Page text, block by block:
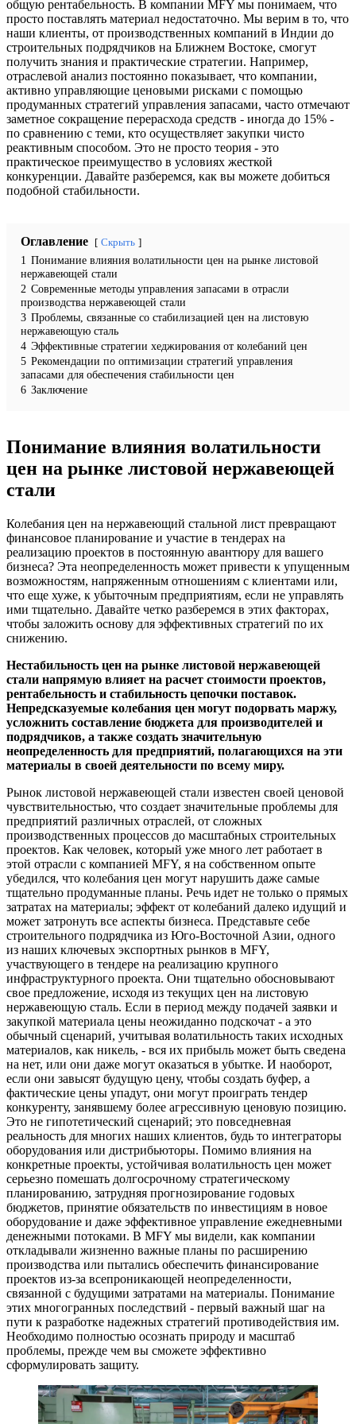
общую рентабельность. В компании MFY мы понимаем, что
просто поставлять материал недостаточно. Мы верим в то, что
наши клиенты, от производственных компаний в Индии до
строительных подрядчиков на Ближнем Востоке, смогут
получить знания и практические стратегии. Например,
отраслевой анализ постоянно показывает, что компании,
активно управляющие ценовыми рисками с помощью
продуманных стратегий управления запасами, часто отмечают
заметное сокращение перерасхода средств - иногда до 15% -
по сравнению с теми, кто осуществляет закупки чисто
реактивным способом. Это не просто теория - это
практическое преимущество в условиях жесткой
конкуренции. Давайте разберемся, как вы можете добиться
подобной стабильности.
Оглавление Скрыть
1 Понимание влияния волатильности цен на рынке листовой
нержавеющей стали
2 Современные методы управления запасами в отрасли
производства нержавеющей стали
3 Проблемы, связанные со стабилизацией цен на листовую
нержавеющую сталь
4 Эффективные стратегии хеджирования от колебаний цен
5 Рекомендации по оптимизации стратегий управления
запасами для обеспечения стабильности цен
6 Заключение
Понимание влияния волатильности
цен на рынке листовой нержавеющей
стали
Колебания цен на нержавеющий стальной лист превращают
финансовое планирование и участие в тендерах на
реализацию проектов в постоянную авантюру для вашего
бизнеса? Эта неопределенность может привести к упущенным
возможностям, напряженным отношениям с клиентами или,
что еще хуже, к убыточным предприятиям, если не управлять
ими тщательно. Давайте четко разберемся в этих факторах,
чтобы заложить основу для эффективных стратегий по их
снижению.
Нестабильность цен на рынке листовой нержавеющей
стали напрямую влияет на расчет стоимости проектов,
рентабельность и стабильность цепочки поставок.
Непредсказуемые колебания цен могут подорвать маржу,
усложнить составление бюджета для производителей и
подрядчиков, а также создать значительную
неопределенность для предприятий, полагающихся на эти
материалы в своей деятельности по всему миру.
Рынок листовой нержавеющей стали известен своей ценовой
чувствительностью, что создает значительные проблемы для
предприятий различных отраслей, от сложных
производственных процессов до масштабных строительных
проектов. Как человек, который уже много лет работает в
этой отрасли с компанией MFY, я на собственном опыте
убедился, что колебания цен могут нарушить даже самые
тщательно продуманные планы. Речь идет не только о прямых
затратах на материалы; эффект от колебаний далеко идущий и
может затронуть все аспекты бизнеса. Представьте себе
строительного подрядчика из Юго-Восточной Азии, одного
из наших ключевых экспортных рынков в MFY,
участвующего в тендере на реализацию крупного
инфраструктурного проекта. Они тщательно обосновывают
свое предложение, исходя из текущих цен на листовую
нержавеющую сталь. Если в период между подачей заявки и
закупкой материала цены неожиданно подскочат - а это
обычный сценарий, учитывая волатильность таких исходных
материалов, как никель, - вся их прибыль может быть сведена
на нет, или они даже могут оказаться в убытке. И наоборот,
если они завысят будущую цену, чтобы создать буфер, а
фактические цены упадут, они могут проиграть тендер
конкуренту, занявшему более агрессивную ценовую позицию.
Это не гипотетический сценарий; это повседневная
реальность для многих наших клиентов, будь то интеграторы
оборудования или дистрибьюторы. Помимо влияния на
конкретные проекты, устойчивая волатильность цен может
серьезно помешать долгосрочному стратегическому
планированию, затрудняя прогнозирование годовых
бюджетов, принятие обязательств по инвестициям в новое
оборудование и даже эффективное управление ежедневными
денежными потоками. В MFY мы видели, как компании
откладывали жизненно важные планы по расширению
производства или пытались обеспечить финансирование
проектов из-за всепроникающей неопределенности,
связанной с будущими затратами на материалы. Понимание
этих многогранных последствий - первый важный шаг на
пути к разработке надежных стратегий противодействия им.
Необходимо полностью осознать природу и масштаб
проблемы, прежде чем вы сможете эффективно
сформулировать защиту.